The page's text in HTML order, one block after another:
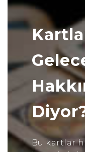
Bu kartlar